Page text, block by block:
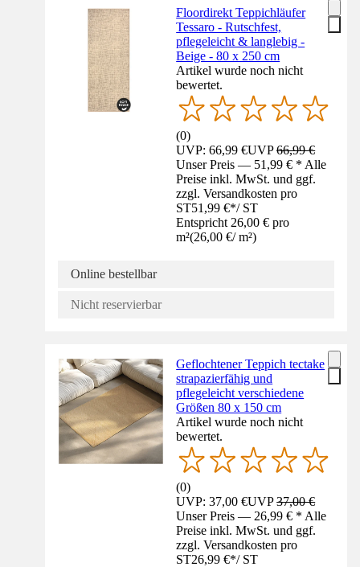
Floordirekt Teppichläufer
Tessaro - Rutschfest,
pflegeleicht & langlebig -
Beige - 80 x 250 cm
Artikel wurde noch nicht
bewertet.
(0)
UVP: 66,99 €UVP66,99 €
Unser Preis — 51,99 € * Alle
Preise inkl. MwSt. und ggf.
zzgl. Versandkosten pro
ST51,99 €*/ ST
Entspricht 26,00 € pro
m²(26,00 €/ m²)
Online bestellbar
Nicht reservierbar
Geflochtener Teppich tectake
strapazierfähig und
pflegeleicht verschiedene
Größen 80 x 150 cm
Artikel wurde noch nicht
bewertet.
(0)
UVP: 37,00 €UVP37,00 €
Unser Preis — 26,99 € * Alle
Preise inkl. MwSt. und ggf.
zzgl. Versandkosten pro
ST26,99 €*/ ST